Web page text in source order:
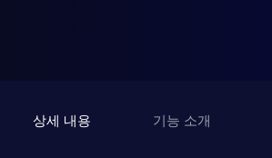
상세 내용 기능 소개